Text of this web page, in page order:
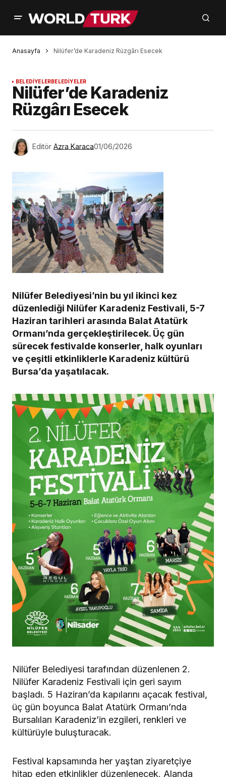
Anasayfa Nilüfer’de Karadeniz Rüzgârı Esecek
BELEDİYELERBELEDİYELER
Nilüfer’de Karadeniz
Rüzgârı Esecek
Editör Azra Karaca01/06/2026
Nilüfer Belediyesi’nin bu yıl ikinci kez
düzenlediği Nilüfer Karadeniz Festivali, 5-7
Haziran tarihleri arasında Balat Atatürk
Ormanı’nda gerçekleştirilecek. Üç gün
sürecek festivalde konserler, halk oyunları
ve çeşitli etkinliklerle Karadeniz kültürü
Bursa’da yaşatılacak.
Nilüfer Belediyesi tarafından düzenlenen 2.
Nilüfer Karadeniz Festivali için geri sayım
başladı. 5 Haziran’da kapılarını açacak festival,
üç gün boyunca Balat Atatürk Ormanı’nda
Bursalıları Karadeniz’in ezgileri, renkleri ve
kültürüyle buluşturacak.
Festival kapsamında her yaştan ziyaretçiye
hitap eden etkinlikler düzenlenecek. Alanda